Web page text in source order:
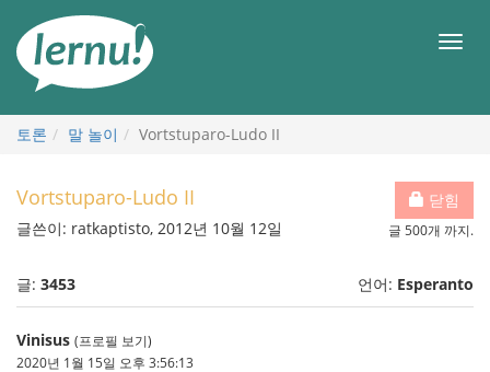
메
토론 말 놀이 Vortstuparo-Ludo II
닫힘
글 500개 까지.
Vortstuparo-Ludo II
글쓴이: ratkaptisto, 2012년 10월 12일
글: 3453 언어: Esperanto
Vinisus (프로필 보기)
2020년 1월 15일 오후 3:56:13